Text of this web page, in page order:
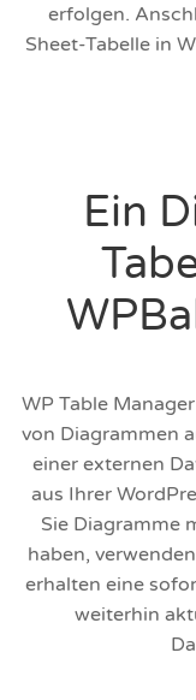
erfolgen.
Sheet-Tabelle in
Ein
WP Table
von Diagrammen
einer externen
aus Ihrer
Sie Diagramme
haben,
erhalten eine
weiterhin